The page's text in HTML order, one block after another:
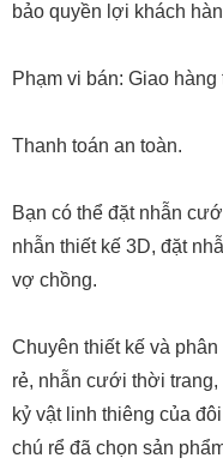
bảo quyền lợi khách
Phạm vi bán: Giao hàng
Thanh toán an toàn.
Bạn có thể đặt nhẫn
nhẫn thiết kế 3D, đặt
vợ chồng.
Chuyên thiết kế và
rẻ, nhẫn cưới thời
kỷ vật linh thiêng của
chú rể đã chọn sản